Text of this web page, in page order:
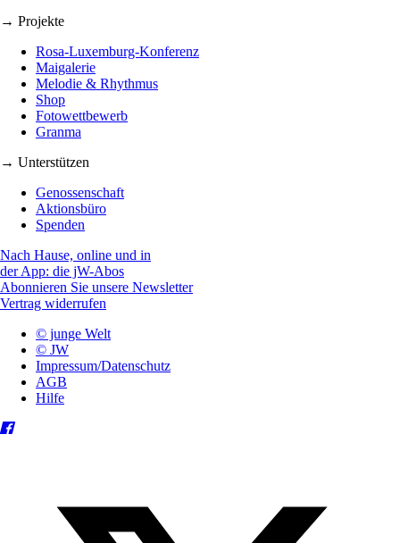
→ Projekte
Rosa-Luxemburg-Konferenz
Maigalerie
Melodie & Rhythmus
Shop
Fotowettbewerb
Granma
→ Unterstützen
Genossenschaft
Aktionsbüro
Spenden
Nach Hause, online und in
der App: die jW-Abos
Abonnieren Sie unsere Newsletter
Vertrag widerrufen
© junge Welt
© JW
Impressum/Datenschutz
AGB
Hilfe